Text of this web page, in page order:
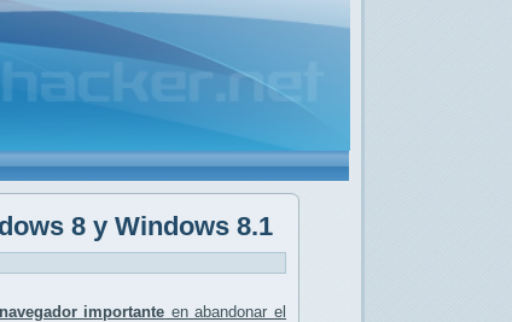
8 y Windows 8.1
importante en abandonar el